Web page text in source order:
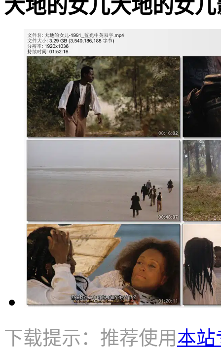
大地的女儿大地的女儿
下载提示：推荐使用本站